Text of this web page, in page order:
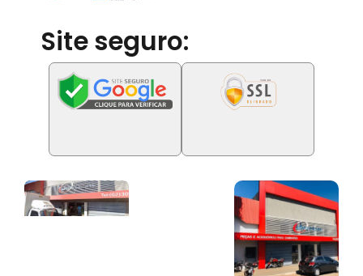
Site seguro: